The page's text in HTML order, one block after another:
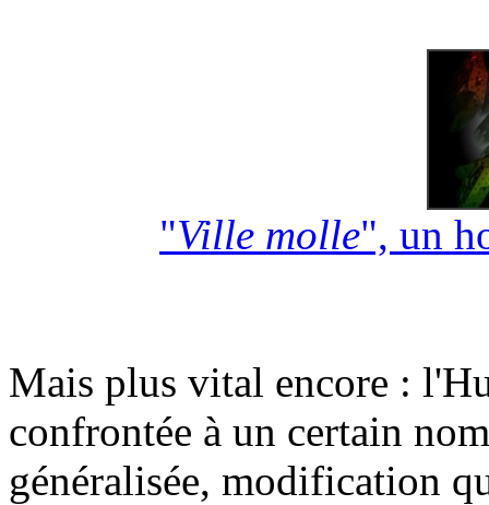
"Ville molle", un
Mais plus vital encore :
confrontée à un certain
généralisée, modification